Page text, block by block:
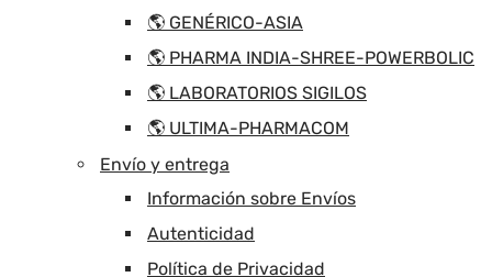
🌎 GENÉRICO-ASIA
🌎 PHARMA INDIA-SHREE-POWERBOLIC
🌎 LABORATORIOS SIGILOS
🌎 ULTIMA-PHARMACOM
Envío y entrega
Información sobre Envíos
Autenticidad
Política de Privacidad